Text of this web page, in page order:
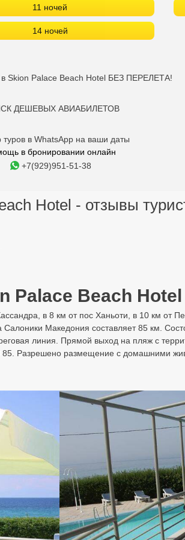
11 ночей
14 ночей
Palace Beach Hotel БЕЗ ПЕРЕЛЕТА!
ДЕШЕВЫХ АВИАБИЛЕТОВ
туров в WhatsApp на ваши даты
в бронировании онлайн
+7(929)951-51-38
Hotel - отзывы
Palace Beach Hotel
в 8 км от пос Ханьоти, в 10 км от
Македония составляет 85 км.
линия. Прямой выход на пляж с
Разрешено размещение с домашними